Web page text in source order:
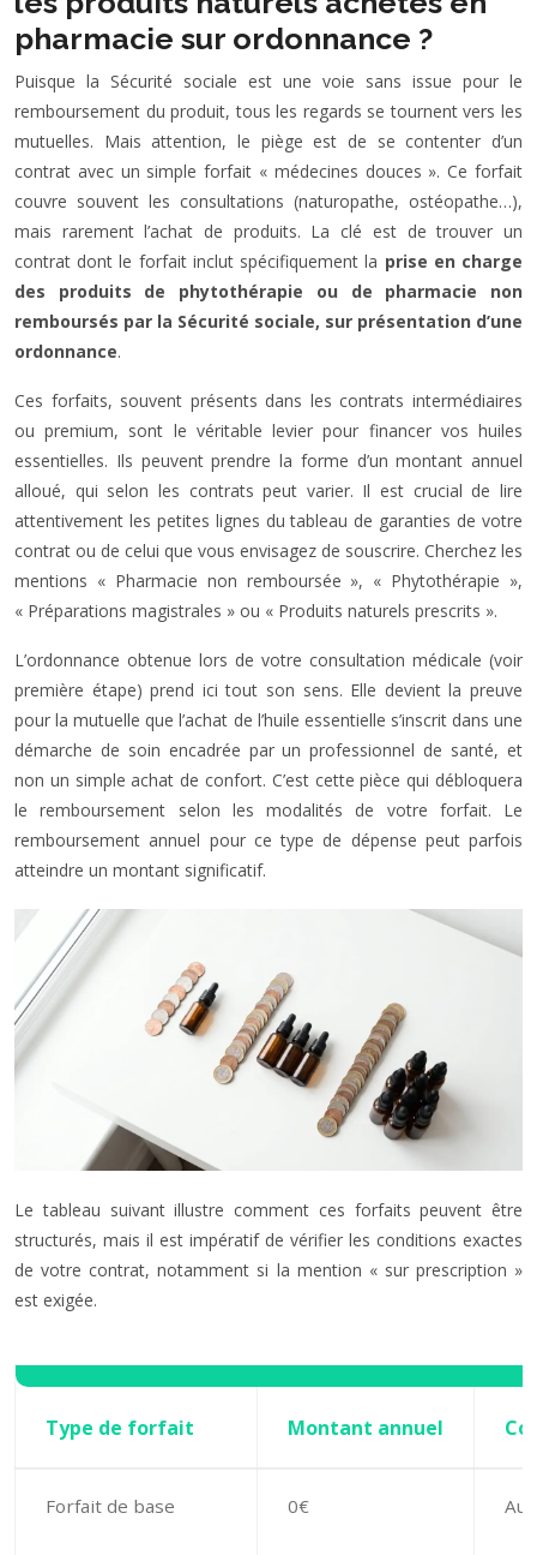
pharmacie sur ordonnance ?
Puisque la Sécurité sociale est une voie sans issue pour le
remboursement du produit, tous les regards se tournent vers les
mutuelles. Mais attention, le piège est de se contenter d’un
contrat avec un simple forfait « médecines douces ». Ce forfait
couvre souvent les consultations (naturopathe, ostéopathe…),
mais rarement l’achat de produits. La clé est de trouver un
contrat dont le forfait inclut spécifiquement la prise en charge
des produits de phytothérapie ou de pharmacie non
remboursés par la Sécurité sociale, sur présentation d’une
ordonnance.
Ces forfaits, souvent présents dans les contrats intermédiaires
ou premium, sont le véritable levier pour financer vos huiles
essentielles. Ils peuvent prendre la forme d’un montant annuel
alloué, qui selon les contrats peut varier. Il est crucial de lire
attentivement les petites lignes du tableau de garanties de votre
contrat ou de celui que vous envisagez de souscrire. Cherchez les
mentions « Pharmacie non remboursée », « Phytothérapie »,
« Préparations magistrales » ou « Produits naturels prescrits ».
L’ordonnance obtenue lors de votre consultation médicale (voir
première étape) prend ici tout son sens. Elle devient la preuve
pour la mutuelle que l’achat de l’huile essentielle s’inscrit dans une
démarche de soin encadrée par un professionnel de santé, et
non un simple achat de confort. C’est cette pièce qui débloquera
le remboursement selon les modalités de votre forfait. Le
remboursement annuel pour ce type de dépense peut parfois
atteindre un montant significatif.
Le tableau suivant illustre comment ces forfaits peuvent être
structurés, mais il est impératif de vérifier les conditions exactes
de votre contrat, notamment si la mention « sur prescription »
est exigée.
Type de forfait Montant annuel
Forfait de base 0€